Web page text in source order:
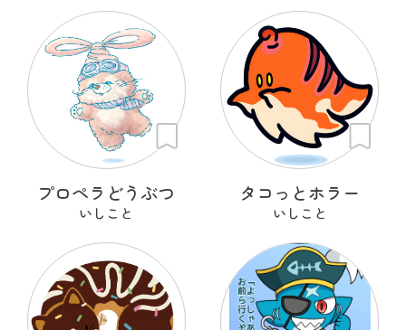
プロペラどうぶつ
いしこと
タコっとホラー
いしこと